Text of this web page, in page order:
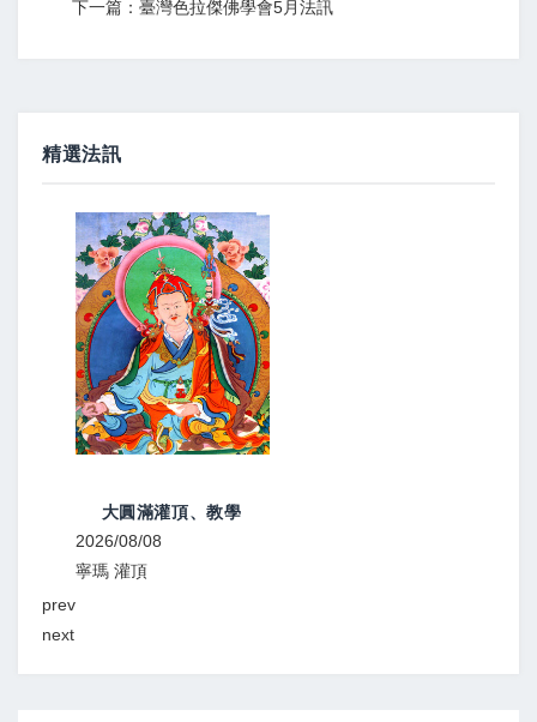
下一篇：臺灣色拉傑佛學會5月法訊
精選法訊
大圓滿灌頂、教學
2026/08/08
寧瑪 灌頂
prev
next